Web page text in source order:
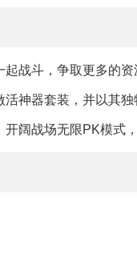
战斗，争取更多的资
神器套装，并以其独
阔战场无限PK模式